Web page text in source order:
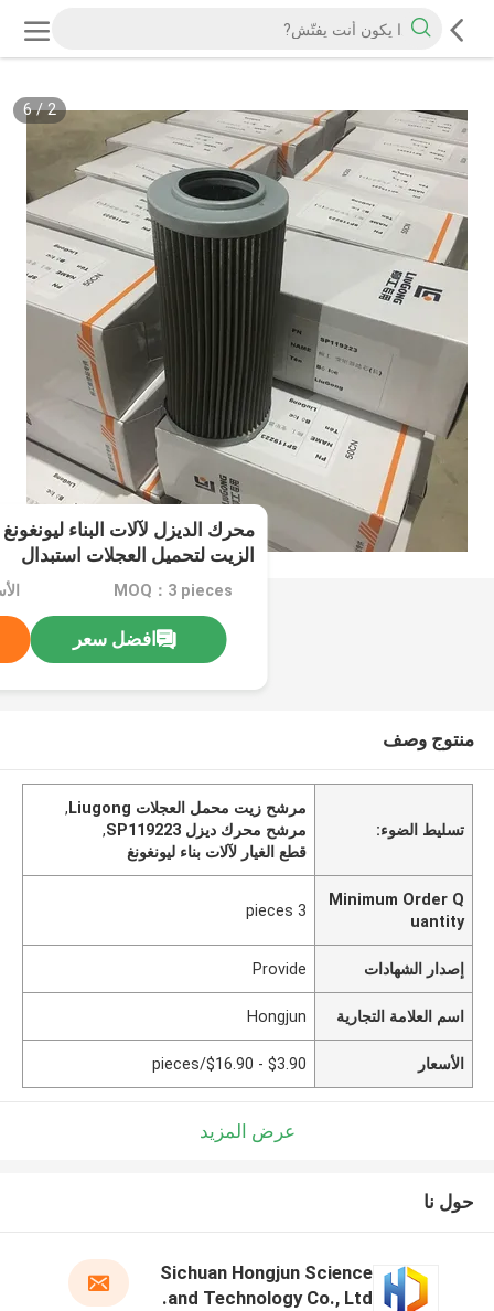
2
/
6
الزيت لتحميل العجلات استبدال
MOQ：3 pieces
افضل سعر
منتوج وصف
تسليط الضوء:
مرشح زيت محمل العجلات Liugong
,
مرشح محرك ديزل SP119223
,
قطع الغيار لآلات بناء ليونغونغ
Minimum Order Q
uantity
3 pieces
إصدار الشهادات Provide
اسم العلامة التجارية Hongjun
الأسعار $3.90 - $16.90/pieces
عرض المزيد
حول نا
Sichuan Hongjun Science
and Technology Co., Ltd.